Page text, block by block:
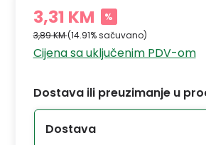
3,31 KM %
3,89 KM(14.91% sačuvano)
Cijena sa uključenim PDV-om
Dostava ili preuzimanje u
Dostava